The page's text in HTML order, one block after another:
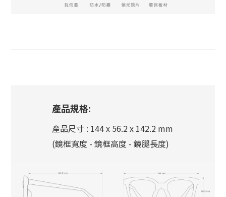
產品規格:
產品尺寸 : 144 x 56.2 x 142.2 mm
(鏡框寬度 - 鏡框高度 - 鏡腿長度)